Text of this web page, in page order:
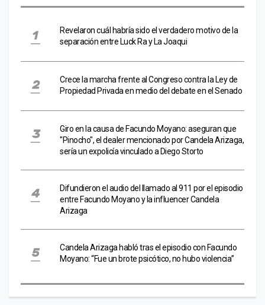
Revelaron cuál habría sido el verdadero motivo de la
separación entre Luck Ra y La Joaqui
Crece la marcha frente al Congreso contra la Ley de
Propiedad Privada en medio del debate en el Senado
Giro en la causa de Facundo Moyano: aseguran que
"Pinocho", el dealer mencionado por Candela Arizaga,
sería un expolicía vinculado a Diego Storto
Difundieron el audio del llamado al 911 por el episodio
entre Facundo Moyano y la influencer Candela
Arizaga
Candela Arizaga habló tras el episodio con Facundo
Moyano: “Fue un brote psicótico, no hubo violencia”